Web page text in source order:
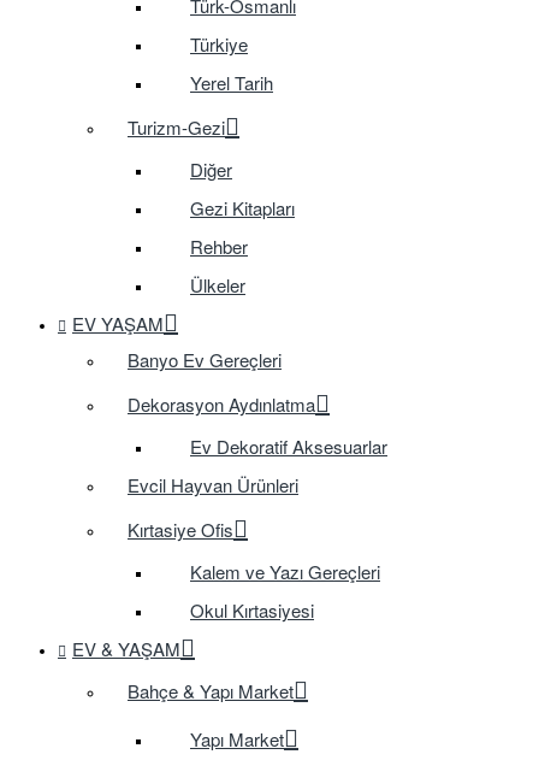
Türkiye
Yerel Tarih
Turizm-Gezi
Diğer
Gezi Kitapları
Rehber
Ülkeler
EV YAŞAM
Banyo Ev Gereçleri
Dekorasyon Aydınlatma
Ev Dekoratif Aksesuarlar
Evcil Hayvan Ürünleri
Kırtasiye Ofis
Kalem ve Yazı Gereçleri
Okul Kırtasiyesi
EV & YAŞAM
Bahçe & Yapı Market
Yapı Market